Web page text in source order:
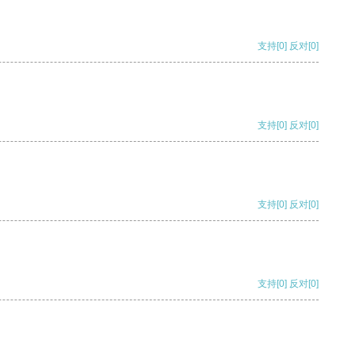
支持[0] 反对[0]
支持[0] 反对[0]
支持[0] 反对[0]
支持[0] 反对[0]